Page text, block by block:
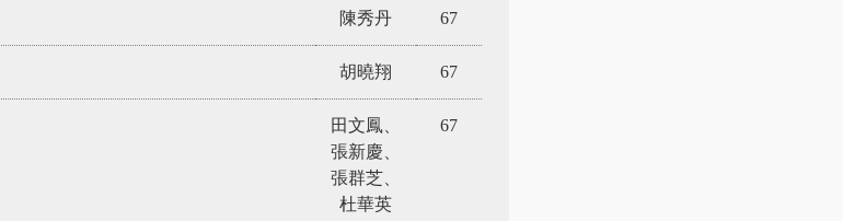
陳秀丹 67
胡曉翔 67
田文鳳、
張新慶、
張群芝、
杜華英
67